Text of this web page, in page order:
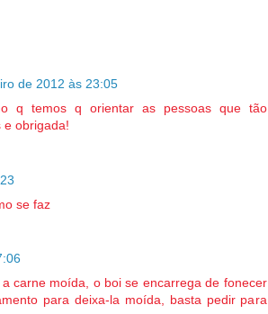
de 2012 às 23:05
q temos q orientar as pessoas que tão
e obrigada!
se faz
carne moída, o boi se encarrega de fonecer
para deixa-la moída, basta pedir para